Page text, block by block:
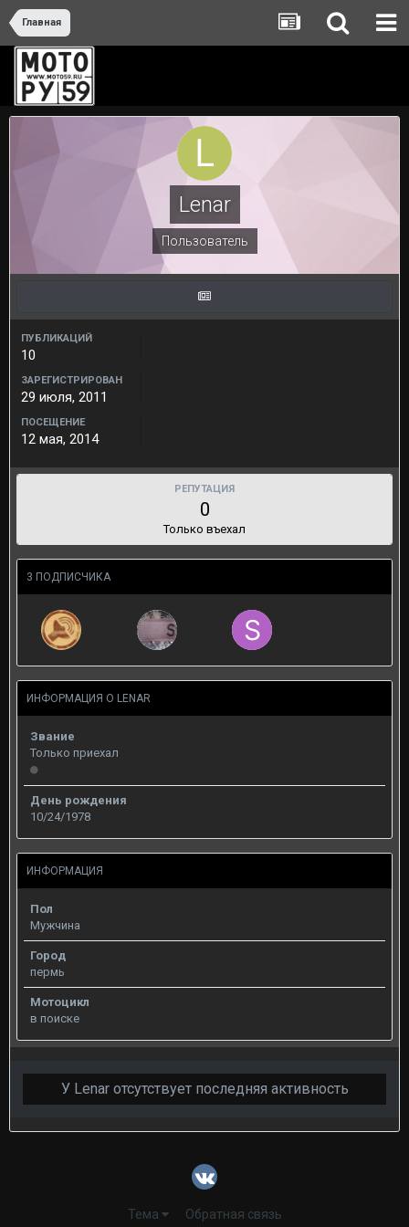
Главная
Lenar
Пользователь
ПУБЛИКАЦИЙ
10
ЗАРЕГИСТРИРОВАН
29 июля, 2011
ПОСЕЩЕНИЕ
12 мая, 2014
РЕПУТАЦИЯ
0
Только въехал
3 ПОДПИСЧИКА
ИНФОРМАЦИЯ О LENAR
Звание
Только приехал
День рождения
10/24/1978
ИНФОРМАЦИЯ
Пол
Мужчина
Город
пермь
Мотоцикл
в поиске
У Lenar отсутствует последняя активность
Тема Обратная связь